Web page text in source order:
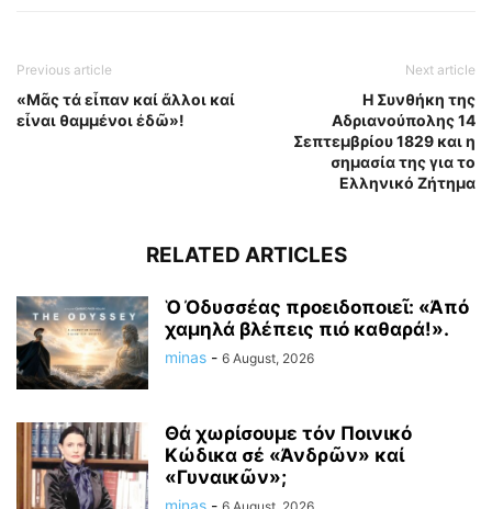
Previous article
«Μᾶς τά εἶπαν καί ἄλλοι καί
εἶναι θαμμένοι ἐδῶ»!
Next article
Η Συνθήκη της
Αδριανούπολης 14
Σεπτεμβρίου 1829 και η
σημασία της για το
Ελληνικό Ζήτημα
RELATED ARTICLES
Ὁ Ὀδυσσέας προειδοποιεῖ: «Ἀπό
χαμηλά βλέπεις πιό καθαρά!».
minas - 6 August, 2026
Θά χωρίσουμε τόν Ποινικό
Κώδικα σέ «Ἀνδρῶν» καί
«Γυναικῶν»;